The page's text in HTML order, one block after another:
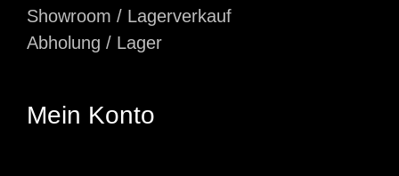
Showroom / Lagerverkauf
Abholung / Lager
Mein Konto